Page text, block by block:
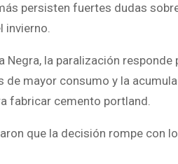
persisten fuertes dudas
invierno.
Negra, la paralización
de mayor consumo y la
fabricar cemento portland.
que la decisión rompe con